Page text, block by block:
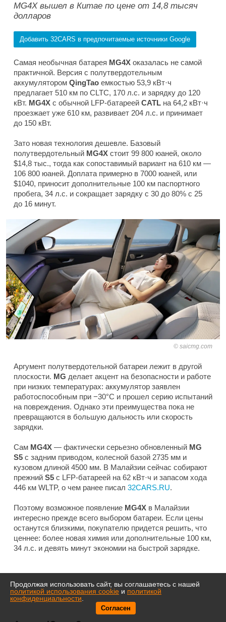
MG4X вышел в Китае по цене от 14,8 тысяч
долларов
Добавить 32CARS в предпочитаемые источники Google
Самая необычная батарея MG4X оказалась не самой
практичной. Версия с полутвердотельным
аккумулятором QingTao емкостью 53,9 кВт·ч
предлагает 510 км по CLTC, 170 л.с. и зарядку до 120
кВт. MG4X с обычной LFP-батареей CATL на 64,2 кВт·ч
проезжает уже 610 км, развивает 204 л.с. и принимает
до 150 кВт.
Зато новая технология дешевле. Базовый
полутвердотельный MG4X стоит 99 800 юаней, около
$14,8 тыс., тогда как сопоставимый вариант на 610 км —
106 800 юаней. Доплата примерно в 7000 юаней, или
$1040, приносит дополнительные 100 км паспортного
пробега, 34 л.с. и сокращает зарядку с 30 до 80% с 25
до 16 минут.
saicmg.com
Аргумент полутвердотельной батареи лежит в другой
плоскости. MG делает акцент на безопасности и работе
при низких температурах: аккумулятор заявлен
работоспособным при −30°C и прошел серию испытаний
на повреждения. Однако эти преимущества пока не
превращаются в большую дальность или скорость
зарядки.
Сам MG4X — фактически серьезно обновленный MG
S5 с задним приводом, колесной базой 2735 мм и
кузовом длиной 4500 мм. В Малайзии сейчас собирают
прежний S5 с LFP-батареей на 62 кВт·ч и запасом хода
446 км WLTP, о чем ранее писал 32CARS.RU.
Поэтому возможное появление MG4X в Малайзии
интересно прежде всего выбором батареи. Если цены
останутся близкими, покупателю придется решить, что
ценнее: более новая химия или дополнительные 100 км,
34 л.с. и девять минут экономии на быстрой зарядке.
Продолжая использовать сайт, вы соглашаетесь с нашей
политикой использования cookie и политикой
конфиденциальности
Согласен